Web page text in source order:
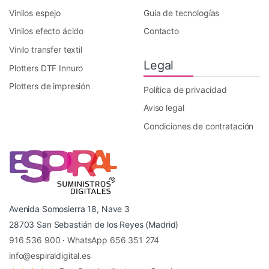
Vinilos espejo
Vinilos efecto ácido
Vinilo transfer textil
Plotters DTF Innuro
Plotters de impresión
Guía de tecnologías
Contacto
Legal
Política de privacidad
Aviso legal
Condiciones de contratación
Avenida Somosierra 18, Nave 3
28703 San Sebastián de los Reyes (Madrid)
916 536 900 ·WhatsApp 656 351 274
info@espiraldigital.es